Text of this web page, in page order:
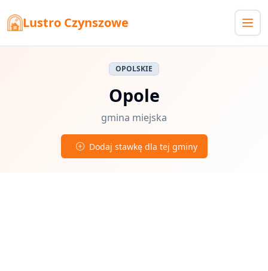
Lustro Czynszowe
OPOLSKIE
Opole
gmina miejska
Dodaj stawkę dla tej gminy